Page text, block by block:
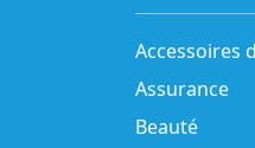
Accessoires
Assurance
Beauté